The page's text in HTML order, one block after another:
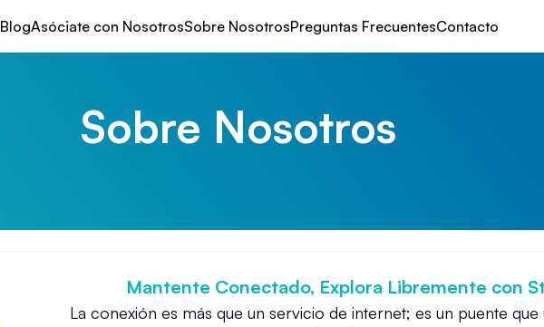
BlogAsóciate con NosotrosSobre NosotrosPreguntas FrecuentesContacto
Sobre Nosotros
Mantente Conectado, Explora Libremente con
La conexión es más que un servicio de internet; es un puente que